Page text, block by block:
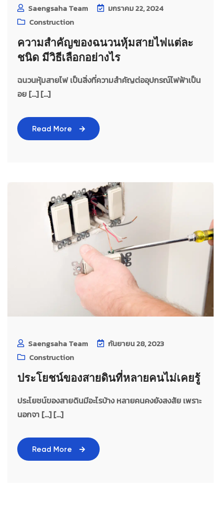
Saengsaha Team
มกราคม 22, 2024
Construction
ความสำคัญของฉนวนหุ้มสายไฟแต่ละ
ชนิด มีวิธีเลือกอย่างไร
ฉนวนหุ้มสายไฟ เป็นสิ่งที่ความสำคัญต่ออุปกรณ์ไฟฟ้าเป็น
อย […] [...]
Read More
Saengsaha Team
กันยายน 28, 2023
Construction
ประโยชน์ของสายดินที่หลายคนไม่เคยรู้
ประโยชน์ของสายดินมีอะไรบ้าง หลายคนคงยังสงสัย เพราะ
นอกจา […] [...]
Read More